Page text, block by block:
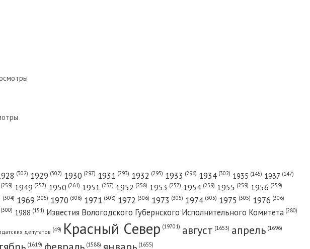
(302) 1929 (302) 1930 (297) 1931 (293) 1932 (295) 1933 (296) 1934 (302) 1935 (145) 1937 (147)
(259) 1949 (257) 1950 (261) 1951 (257) 1952 (258) 1953 (257) 1954 (259) 1955 (259) 1956 (259)
(304) 1969 (305) 1970 (306) 1971 (308) 1972 (306) 1973 (305) 1974 (305) 1975 (305) 1976 (306)
(300) 1988 (151) Известия Вологодского Губернского Исполнительного Комитета (280)
депутатов (49) Красный Cевер (19701) август (1653) апрель (1696)
(1619) (1588) (1655)